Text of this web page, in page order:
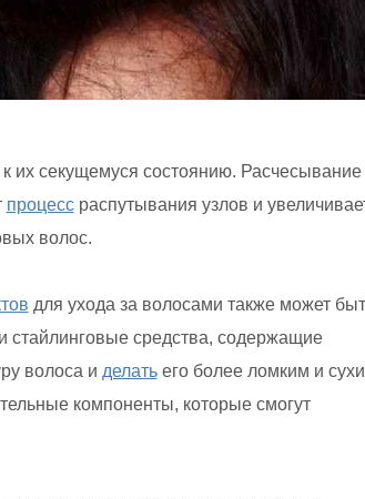
их секущемуся состоянию. Расчесывание
процессраспутывания узлов и
волос.
для ухода за волосами также может
и стайлинговые средства, содержащие
волоса и делатьего более ломким и
компоненты, которые смогут